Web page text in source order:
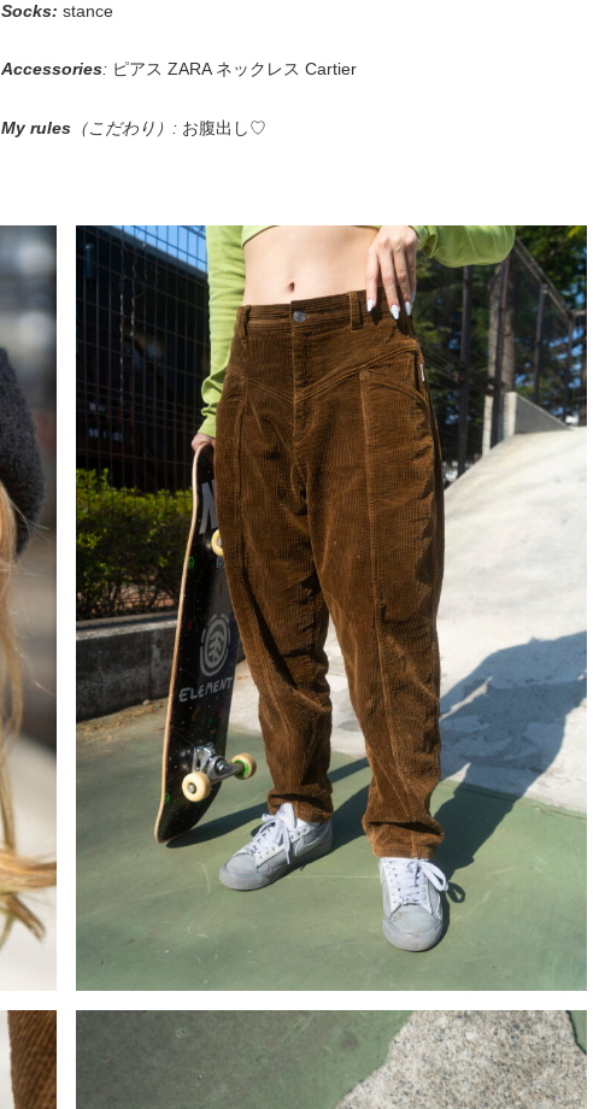
Socks: stance
Accessories:ピアス ZARA ネックレス Cartier
My rules（こだわり）:お腹出し♡